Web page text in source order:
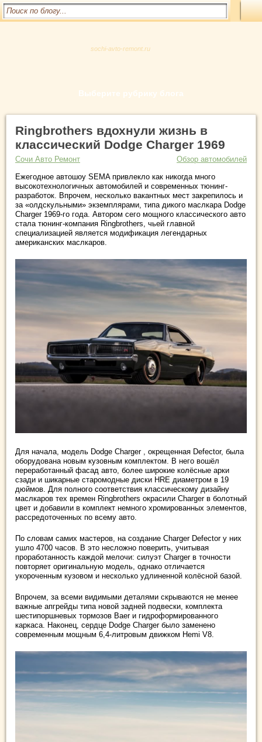
sochi-avto-remont.ru
Выберите рубрику блога
Ringbrothers вдохнули жизнь в
классический Dodge Charger 1969
Сочи Авто Ремонт
Обзор автомобилей
Ежегодное автошоу SEMA привлекло как никогда много
высокотехнологичных автомобилей и современных тюнинг-
разработок. Впрочем, несколько вакантных мест закрепилось и
за «олдскульными» экземплярами, типа дикого маслкара Dodge
Charger 1969-го года. Автором сего мощного классического авто
стала тюнинг-компания Ringbrothers, чьей главной
специализацией является модификация легендарных
американских маслкаров.
Для начала, модель Dodge Charger , окрещенная Defector, была
оборудована новым кузовным комплектом. В него вошёл
переработанный фасад авто, более широкие колёсные арки
сзади и шикарные старомодные диски HRE диаметром в 19
дюймов. Для полного соответствия классическому дизайну
маслкаров тех времен Ringbrothers окрасили Charger в болотный
цвет и добавили в комплект немного хромированных элементов,
рассредоточенных по всему авто.
По словам самих мастеров, на создание Charger Defector у них
ушло 4700 часов. В это несложно поверить, учитывая
проработанность каждой мелочи: силуэт Charger в точности
повторяет оригинальную модель, однако отличается
укороченным кузовом и несколько удлиненной колёсной базой.
Впрочем, за всеми видимыми деталями скрываются не менее
важные апгрейды типа новой задней подвески, комплекта
шестипоршневых тормозов Baer и гидроформированного
каркаса. Наконец, сердце Dodge Charger было заменено
современным мощным 6,4-литровым движком Hemi V8.